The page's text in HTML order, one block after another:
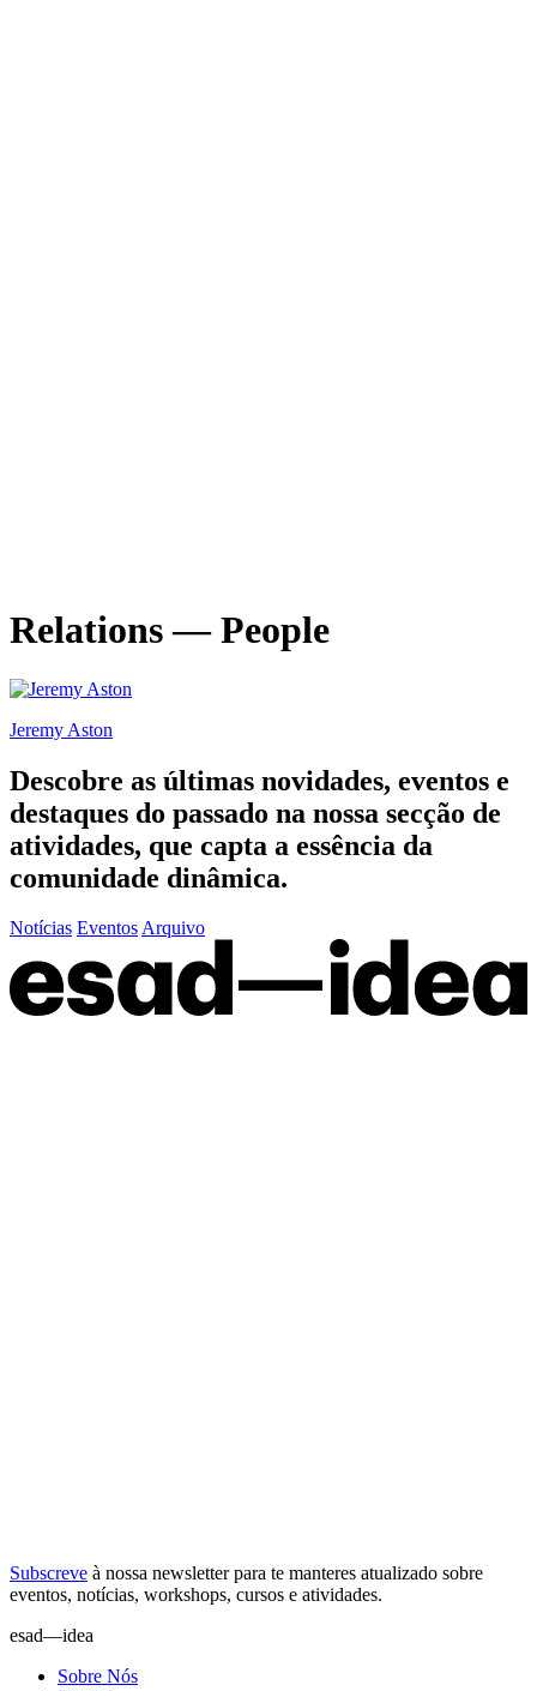
Relations — People
Jeremy Aston
Descobre as últimas novidades, eventos e
destaques do passado na nossa secção de
atividades, que capta a essência da
comunidade dinâmica.
Notícias EventosArquivo
Subscreve à nossa newsletterpara te manteres atualizado sobre
eventos, notícias, workshops, cursos e atividades.
esad—idea
Sobre Nós